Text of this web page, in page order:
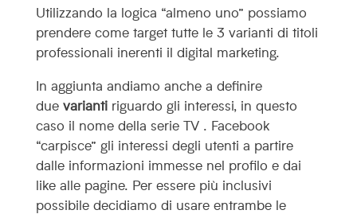
Utilizzando la logica “almeno uno” possiamo
prendere come target tutte le 3 varianti di titoli
professionali inerenti il digital marketing.
In aggiunta andiamo anche a definire
due variantiriguardo gli interessi, in questo
caso il nome della serie TV . Facebook
“carpisce” gli interessi degli utenti a partire
dalle informazioni immesse nel profilo e dai
like alle pagine. Per essere più inclusivi
possibile decidiamo di usare entrambe le